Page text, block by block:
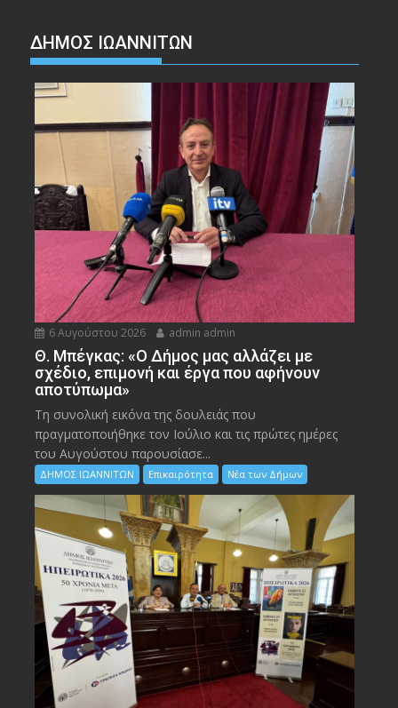
ΔΗΜΟΣ ΙΩΑΝΝΙΤΩΝ
6 Αυγούστου 2026 admin admin
Θ. Μπέγκας: «Ο Δήμος μας αλλάζει με
σχέδιο, επιμονή και έργα που αφήνουν
αποτύπωμα»
Τη συνολική εικόνα της δουλειάς που
πραγματοποιήθηκε τον Ιούλιο και τις πρώτες ημέρες
του Αυγούστου παρουσίασε...
ΔΗΜΟΣ ΙΩΑΝΝΙΤΩΝ Επικαιρότητα Νέα των Δήμων